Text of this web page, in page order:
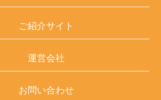
ご紹介サイト
運営会社
お問い合わせ